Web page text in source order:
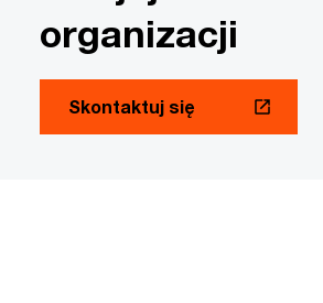
organizacji
Skontaktuj się